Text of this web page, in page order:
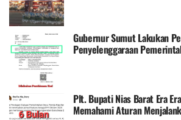
Gubernur Sumut Lakukan
Penyelenggaraan
Bupati Nias Barat
Plt. Bupati Nias Barat Era
Memahami Aturan